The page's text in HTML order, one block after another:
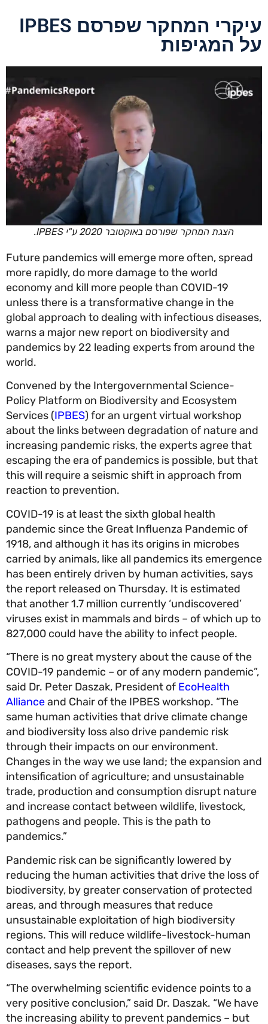
עיקרי המחקר שפרסם IPBES
המגיפות
הצגת המחקר שפורסם באוקטובר 2020 ע"י IPBES.
Future pandemics will emerge more often,
more rapidly, do more damage to the world
economy and kill more people than COVID-19
unless there is a transformative change in the
global approach to dealing with infectious
warns a major new report on biodiversity and
pandemics by 22 leading experts from around
world.
Convened by the Intergovernmental Science-
Policy Platform on Biodiversity and Ecosystem
Services (IPBES) for an urgent virtual workshop
about the links between degradation of nature
increasing pandemic risks, the experts agree
escaping the era of pandemics is possible, but
this will require a seismic shift in approach from
reaction to prevention.
COVID-19 is at least the sixth global health
pandemic since the Great Influenza Pandemic of
1918, and although it has its origins in microbes
carried by animals, like all pandemics its
has been entirely driven by human activities,
the report released on Thursday. It is estimated
that another 1.7 million currently ‘undiscovered’
viruses exist in mammals and birds – of which
827,000 could have the ability to infect people.
“There is no great mystery about the cause of
COVID-19 pandemic – or of any modern
said Dr. Peter Daszak, President ofEcoHealth
Allianceand Chair of the IPBES workshop. “The
same human activities that drive climate change
and biodiversity loss also drive pandemic risk
through their impacts on our environment.
Changes in the way we use land; the expansion
intensification of agriculture; and unsustainable
trade, production and consumption disrupt
and increase contact between wildlife, livestock,
pathogens and people. This is the path to
pandemics.”
Pandemic risk can be significantly lowered by
reducing the human activities that drive the loss
biodiversity, by greater conservation of
areas, and through measures that reduce
unsustainable exploitation of high biodiversity
regions. This will reduce wildlife-livestock-human
contact and help prevent the spillover of new
diseases, says the report.
“The overwhelming scientific evidence points to
very positive conclusion,” said Dr. Daszak. “We
the increasing ability to prevent pandemics – but